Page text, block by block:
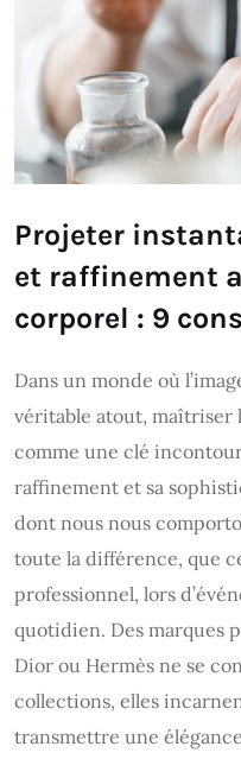
Projeter
et raffinement
corporel : 9
Dans un monde où
véritable atout, maîtriser
comme une clé
raffinement et sa
dont nous nous
toute la différence, que
professionnel, lors
quotidien. Des marques
Dior ou Hermès ne se
collections, elles
transmettre une